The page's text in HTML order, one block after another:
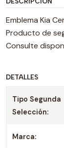
Emblema Kia
Producto de
Consulte
DETALLES
Tipo Segunda
Selección:
Marca: